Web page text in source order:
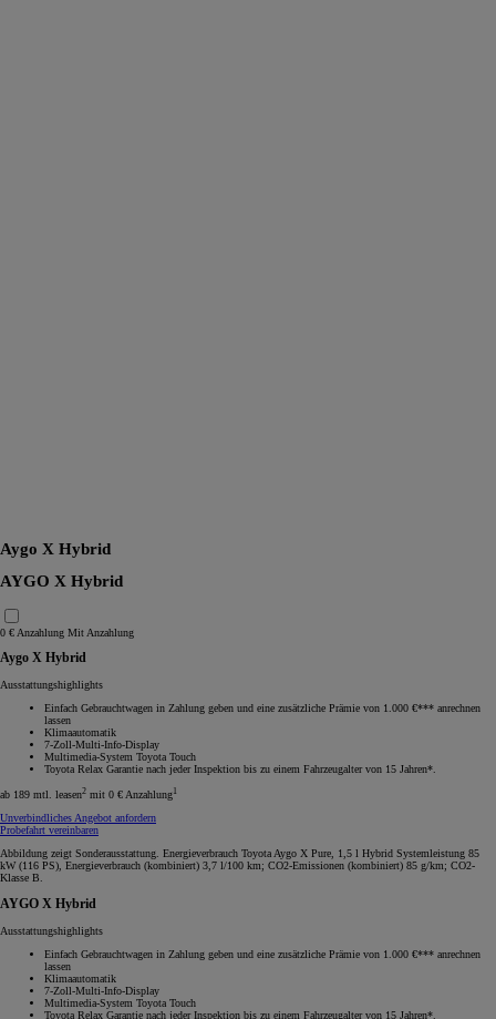
Aygo X Hybrid
AYGO X Hybrid
0 € Anzahlung Mit Anzahlung
Aygo X Hybrid
Ausstattungshighlights
Einfach Gebrauchtwagen in Zahlung geben und eine zusätzliche Prämie von 1.000 €*** anrechnen
lassen
Klimaautomatik
7-Zoll-Multi-Info-Display
Multimedia-System Toyota Touch
Toyota Relax Garantie nach jeder Inspektion bis zu einem Fahrzeugalter von 15 Jahren*.
ab 189 mtl. leasen2 mit 0 € Anzahlung1
Unverbindliches Angebot anfordern
Probefahrt vereinbaren
Abbildung zeigt Sonderausstattung. Energieverbrauch Toyota Aygo X Pure, 1,5 l Hybrid Systemleistung 85
kW (116 PS), Energieverbrauch (kombiniert) 3,7 l/100 km; CO2-Emissionen (kombiniert) 85 g/km; CO2-
Klasse B.
AYGO X Hybrid
Ausstattungshighlights
Einfach Gebrauchtwagen in Zahlung geben und eine zusätzliche Prämie von 1.000 €*** anrechnen
lassen
Klimaautomatik
7-Zoll-Multi-Info-Display
Multimedia-System Toyota Touch
Toyota Relax Garantie nach jeder Inspektion bis zu einem Fahrzeugalter von 15 Jahren*.